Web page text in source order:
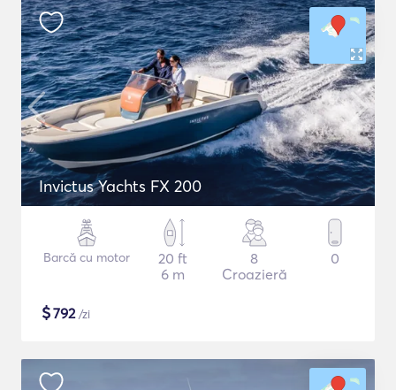
Invictus Yachts FX 200
Barcă cu motor
20 ft
6 m
8
Croazieră
0
$792/zi